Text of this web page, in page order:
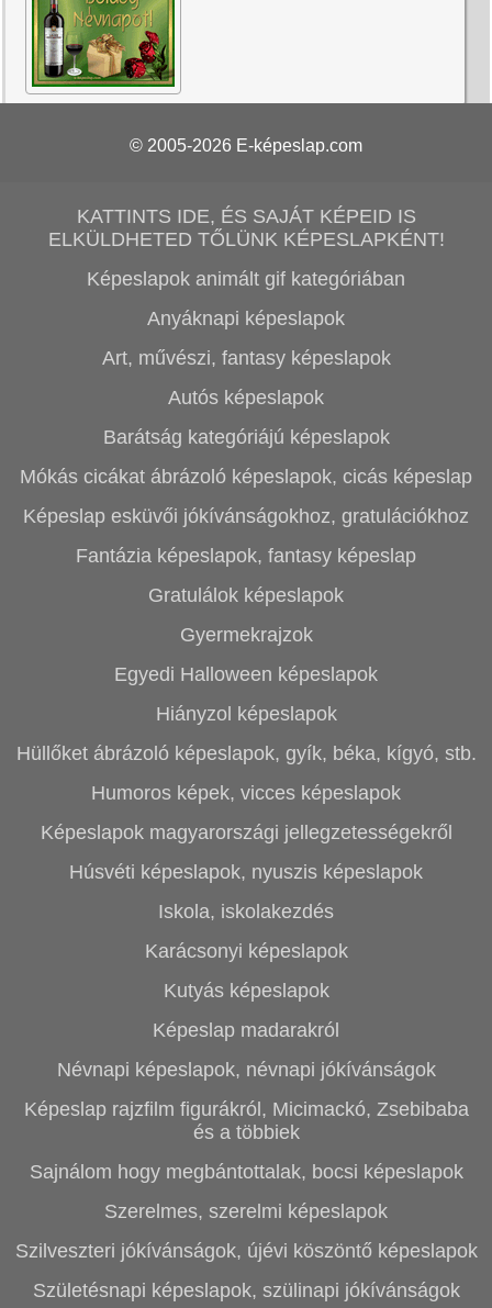
© 2005-2026 E-képeslap.com
KATTINTS IDE, ÉS SAJÁT KÉPEID IS
ELKÜLDHETED TŐLÜNK KÉPESLAPKÉNT!
Képeslapok animált gif kategóriában
Anyáknapi képeslapok
Art, művészi, fantasy képeslapok
Autós képeslapok
Barátság kategóriájú képeslapok
Mókás cicákat ábrázoló képeslapok, cicás képeslap
Képeslap esküvői jókívánságokhoz, gratulációkhoz
Fantázia képeslapok, fantasy képeslap
Gratulálok képeslapok
Gyermekrajzok
Egyedi Halloween képeslapok
Hiányzol képeslapok
Hüllőket ábrázoló képeslapok, gyík, béka, kígyó, stb.
Humoros képek, vicces képeslapok
Képeslapok magyarországi jellegzetességekről
Húsvéti képeslapok, nyuszis képeslapok
Iskola, iskolakezdés
Karácsonyi képeslapok
Kutyás képeslapok
Képeslap madarakról
Névnapi képeslapok, névnapi jókívánságok
Képeslap rajzfilm figurákról, Micimackó, Zsebibaba
és a többiek
Sajnálom hogy megbántottalak, bocsi képeslapok
Szerelmes, szerelmi képeslapok
Szilveszteri jókívánságok, újévi köszöntő képeslapok
Születésnapi képeslapok, szülinapi jókívánságok